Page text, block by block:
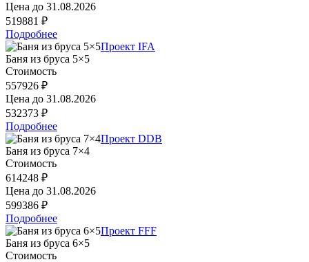
Цена до 31.08.2026
519881 ₽
Подробнее
Проект IFA
Баня из бруса 5×5
Стоимость
557926 ₽
Цена до 31.08.2026
532373 ₽
Подробнее
Проект DDB
Баня из бруса 7×4
Стоимость
614248 ₽
Цена до 31.08.2026
599386 ₽
Подробнее
Проект FFF
Баня из бруса 6×5
Стоимость